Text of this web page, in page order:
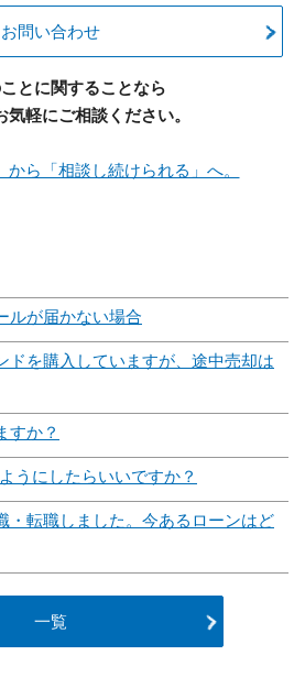
お問い合わせ
とに関することなら
気軽にご相談ください。
から「相談し続けられる」へ。
ルが届かない場合
ドを購入していますが、途中売却は
すか？
うにしたらいいですか？
・転職しました。今あるローンはど
一覧